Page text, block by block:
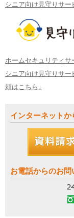
シニア向け見守りサ
ホームセキュリティサ
シニア向け見守りサ
頼はこちら↓
インターネットか
お電話からのお問